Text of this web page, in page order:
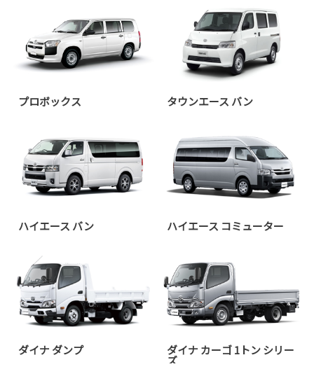
プロボックス タウンエース バン
ハイエース バン ハイエース コミューター
ダイナ ダンプ ダイナ カーゴ 1トン シリー
ズ